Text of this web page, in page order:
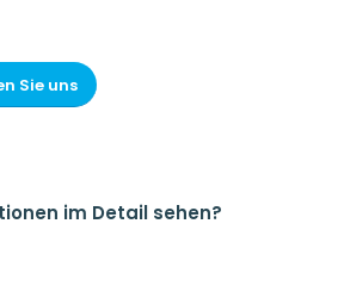
Sie uns
im Detail sehen?